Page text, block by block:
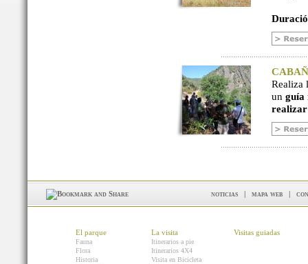
Realiza
un guía
noticias | mapa web |
El parque
Fauna
Flora
Historia
La visita
Itinerarios a pie
Itinerarios 4X4
Visita en Bicicleta
Visitas guiadas